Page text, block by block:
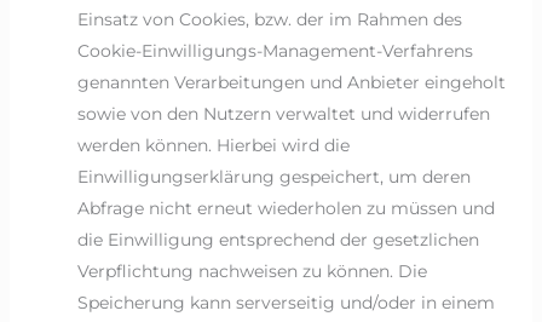
Einsatz von Cookies, bzw. der im Rahmen des
Cookie-Einwilligungs-Management-Verfahrens
genannten Verarbeitungen und Anbieter eingeholt
sowie von den Nutzern verwaltet und widerrufen
werden können. Hierbei wird die
Einwilligungserklärung gespeichert, um deren
Abfrage nicht erneut wiederholen zu müssen und
die Einwilligung entsprechend der gesetzlichen
Verpflichtung nachweisen zu können. Die
Speicherung kann serverseitig und/oder in einem